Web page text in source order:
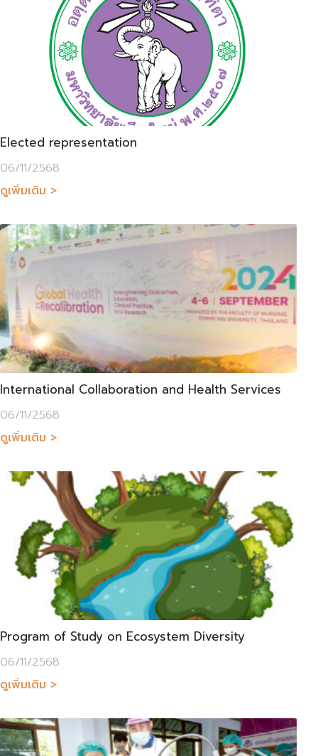
Elected representation
06/11/2568
ดูเพิ่มเติม >
International Collaboration and Health Services
06/11/2568
ดูเพิ่มเติม >
Program of Study on Ecosystem Diversity
06/11/2568
ดูเพิ่มเติม >